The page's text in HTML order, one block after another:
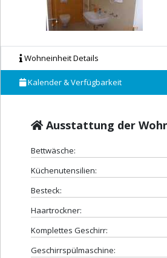
Wohneinheit Details
Kalender & Verfügbarkeit
Ausstattung der
Bettwäsche:
Küchenutensilien:
Besteck:
Haartrockner:
Komplettes Geschirr:
Geschirrspülmaschine: